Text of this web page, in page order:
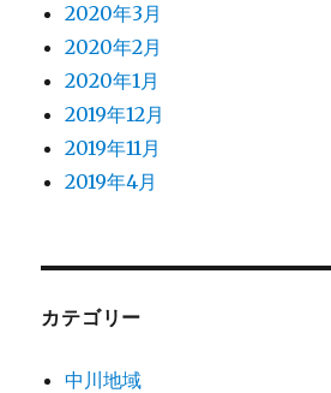
2020年3月
2020年2月
2020年1月
2019年12月
2019年11月
2019年4月
カテゴリー
中川地域